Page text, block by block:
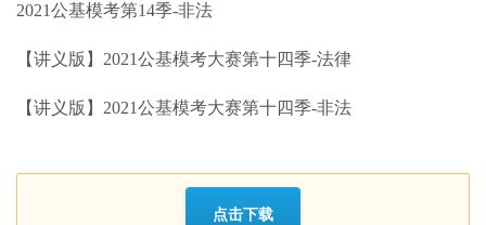
2021公基模考第14季-非法
【讲义版】2021公基模考大赛第十四季-法律
【讲义版】2021公基模考大赛第十四季-非法
点击下载